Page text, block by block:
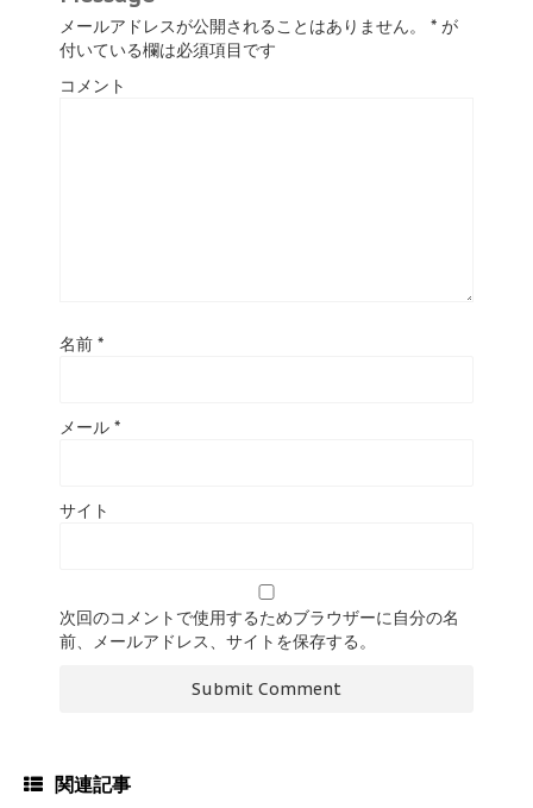
メールアドレスが公開されることはありません。 * が
付いている欄は必須項目です
コメント
名前 *
メール *
サイト
次回のコメントで使用するためブラウザーに自分の名
前、メールアドレス、サイトを保存する。
関連記事